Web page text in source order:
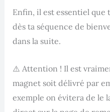
Enfin, il est essentiel que
dès ta séquence de
dans la suite.
⚠️ Attention ! Il est
magnet soit délivré par
exemple on évitera de le